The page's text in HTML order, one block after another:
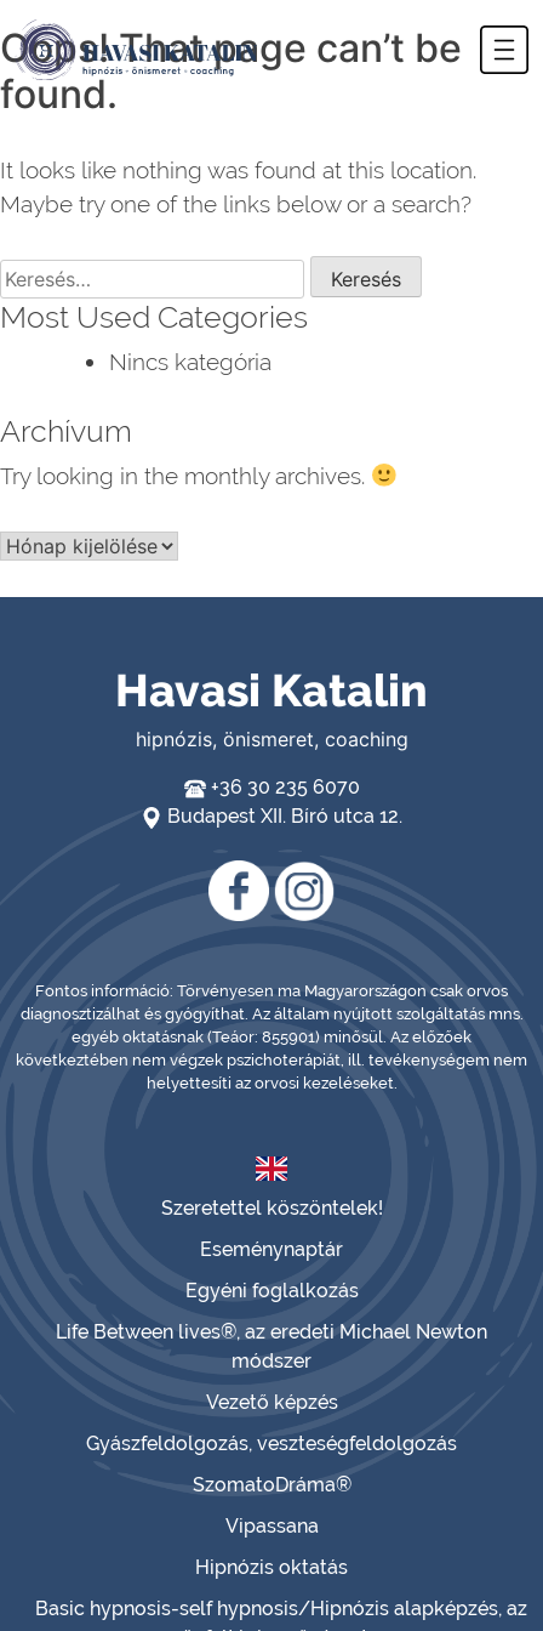
Skip
to
content
Havasi Katalin
hipnózis, önismeret, coaching
Oops! That page can’t be
found.
It looks like nothing was found at this location.
Maybe try one of the links below or a search?
Keresés:
Most Used Categories
Nincs kategória
Archívum
Try looking in the monthly archives.
Archívum
Havasi Katalin
hipnózis, önismeret, coaching
+36 30 235 6070
Budapest XII. Bíró utca 12.
Fontos információ: Törvényesen ma Magyarországon csak orvos
diagnosztizálhat és gyógyíthat. Az általam nyújtott szolgáltatás mns.
egyéb oktatásnak (Teáor: 855901) minősül. Az előzőek
következtében nem végzek pszichoterápiát, ill. tevékenységem nem
helyettesíti az orvosi kezeléseket.
Szeretettel köszöntelek!
Eseménynaptár
Egyéni foglalkozás
Life Between lives®, az eredeti Michael Newton
módszer
Vezető képzés
Gyászfeldolgozás, veszteségfeldolgozás
SzomatoDráma®
Vipassana
Hipnózis oktatás
Basic hypnosis-self hypnosis/Hipnózis alapképzés, az